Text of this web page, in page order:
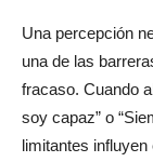
Una percepción
una de las
fracaso. Cuando
soy capaz” o
limitantes